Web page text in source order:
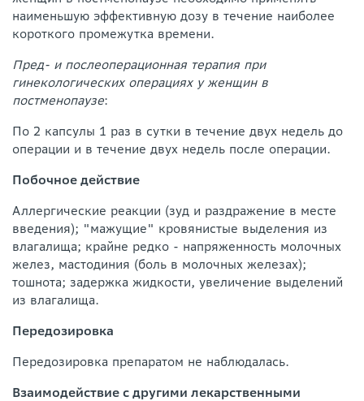
наименьшую эффективную дозу в течение наиболее
короткого промежутка времени.
Пред- и послеоперационная терапия при
гинекологических операциях у женщин в
постменопаузе:
По 2 капсулы 1 раз в сутки в течение двух недель до
операции и в течение двух недель после операции.
Побочное действие
Аллергические реакции (зуд и раздражение в месте
введения); "мажущие" кровянистые выделения из
влагалища; крайне редко - напряженность молочных
желез, мастодиния (боль в молочных железах);
тошнота; задержка жидкости, увеличение выделений
из влагалища.
Передозировка
Передозировка препаратом не наблюдалась.
Взаимодействие с другими лекарственными